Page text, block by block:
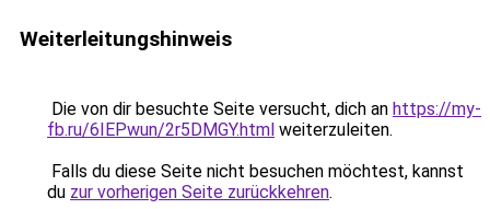
Weiterleitungshinweis
Die von dir besuchte Seite versucht, dich an https://my-
fb.ru/6IEPwun/2r5DMGY.html weiterzuleiten.
Falls du diese Seite nicht besuchen möchtest, kannst
du zur vorherigen Seite zurückkehren.